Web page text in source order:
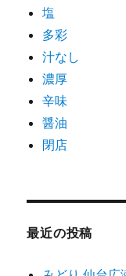
塩
多彩
汁なし
濃厚
辛味
醤油
閉店
最近の投稿